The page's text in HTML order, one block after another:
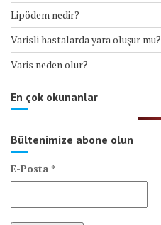
Lipödem nedir?
Varisli hastalarda yara oluşur mu?
Varis neden olur?
En çok okunanlar
Bültenimize abone olun
E-Posta *